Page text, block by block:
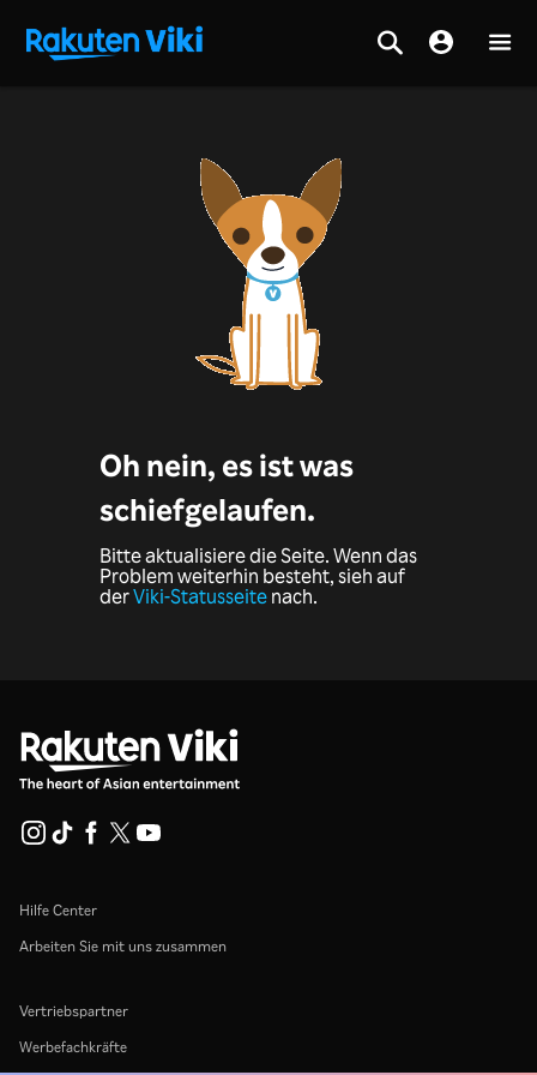
Oh nein, es ist was
schiefgelaufen.
Bitte aktualisiere die Seite. Wenn das
Problem weiterhin besteht, sieh auf
derViki-Statusseitenach.
Hilfe Center
Arbeiten Sie mit uns zusammen
Vertriebspartner
Werbefachkräfte